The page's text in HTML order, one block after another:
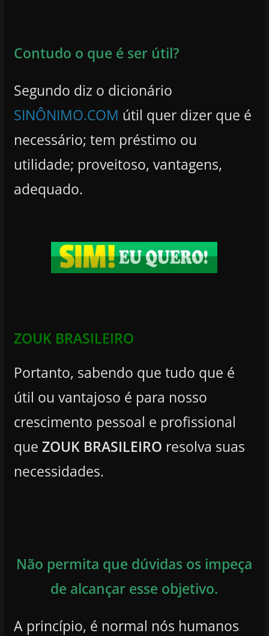
Contudo o que é ser útil?
Segundo diz o dicionário
SINÔNIMO.COM útil quer dizer que é
necessário; tem préstimo ou
utilidade; proveitoso, vantagens,
adequado.
ZOUK BRASILEIRO
Portanto, sabendo que tudo que é
útil ou vantajoso é para nosso
crescimento pessoal e profissional
que ZOUK BRASILEIRO resolva suas
necessidades.
Não permita que dúvidas os impeça
de alcançar esse objetivo.
A princípio, é normal nós humanos